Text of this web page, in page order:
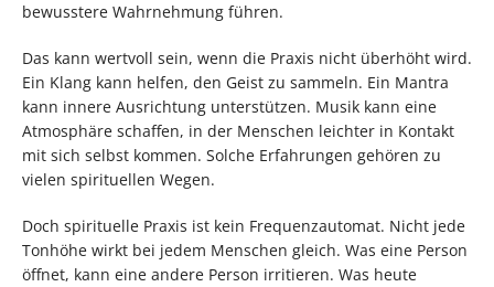
bewusstere Wahrnehmung führen.
Das kann wertvoll sein, wenn die Praxis nicht überhöht wird.
Ein Klang kann helfen, den Geist zu sammeln. Ein Mantra
kann innere Ausrichtung unterstützen. Musik kann eine
Atmosphäre schaffen, in der Menschen leichter in Kontakt
mit sich selbst kommen. Solche Erfahrungen gehören zu
vielen spirituellen Wegen.
Doch spirituelle Praxis ist kein Frequenzautomat. Nicht jede
Tonhöhe wirkt bei jedem Menschen gleich. Was eine Person
öffnet, kann eine andere Person irritieren. Was heute